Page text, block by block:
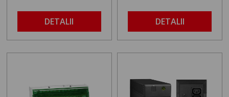
DETALII DETALII